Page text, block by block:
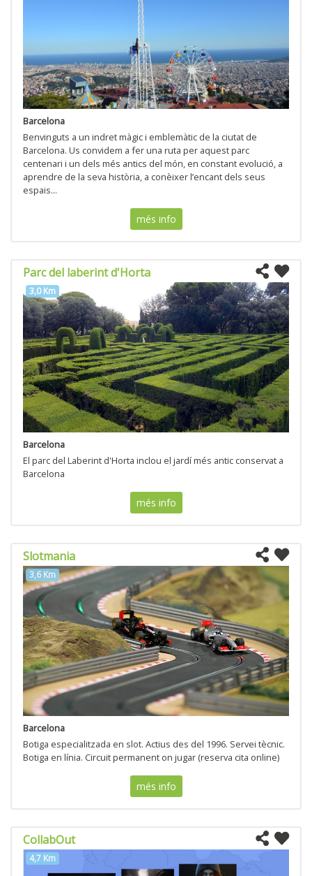
Barcelona
Benvinguts a un indret màgic i emblemàtic de la ciutat de
Barcelona. Us convidem a fer una ruta per aquest parc
centenari i un dels més antics del món, en constant evolució, a
aprendre de la seva història, a conèixer l’encant dels seus
espais...
més info
Parc del laberint d'Horta
3,0 Km
Barcelona
El parc del Laberint d'Horta inclou el jardí més antic conservat a
Barcelona
més info
Slotmania
3,6 Km
Barcelona
Botiga especialitzada en slot. Actius des del 1996. Servei tècnic.
Botiga en línia. Circuit permanent on jugar (reserva cita online)
més info
CollabOut
4,7 Km